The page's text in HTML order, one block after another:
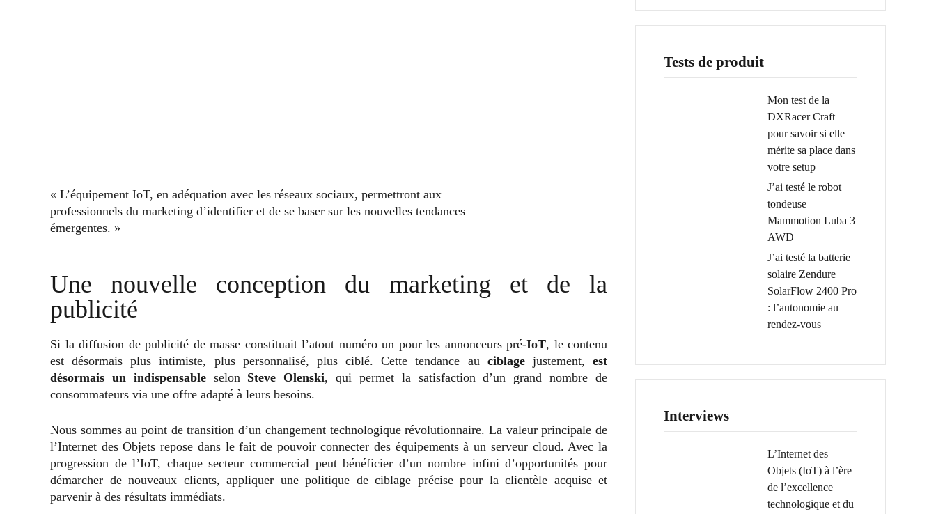
« L’équipement IoT, en adéquation avec les réseaux sociaux, permettront aux
professionnels du marketing d’identifier et de se baser sur les nouvelles tendances
émergentes. »
Une nouvelle conception du marketing et de la
publicité
Si la diffusion de publicité de masse constituait l’atout numéro un pour les annonceurs pré-IoT, le contenu
est désormais plus intimiste, plus personnalisé, plus ciblé. Cette tendance au ciblagejustement,est
désormais un indispensableselon Steve Olenski, qui permet la satisfaction d’un grand nombre de
consommateurs via une offre adapté à leurs besoins.
Nous sommes au point de transition d’un changement technologique révolutionnaire. La valeur principale de
l’Internet des Objets repose dans le fait de pouvoir connecter des équipements à un serveur cloud. Avec la
progression de l’IoT, chaque secteur commercial peut bénéficier d’un nombre infini d’opportunités pour
démarcher de nouveaux clients, appliquer une politique de ciblage précise pour la clientèle acquise et
parvenir à des résultats immédiats.
Tests de produit
Mon test de la
DXRacer Craft
pour savoir si elle
mérite sa place dans
votre setup
J’ai testé le robot
tondeuse
Mammotion Luba 3
AWD
J’ai testé la batterie
solaire Zendure
SolarFlow 2400 Pro
: l’autonomie au
rendez-vous
Interviews
L’Internet des
Objets (IoT) à l’ère
de l’excellence
technologique et du